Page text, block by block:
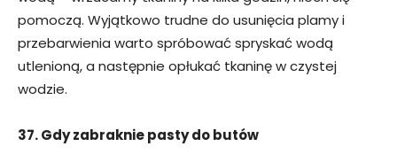
pomoczą. Wyjątkowo trudne do usunięcia plamy i
przebarwienia warto spróbować spryskać wodą
utlenioną, a następnie opłukać tkaninę w czystej
wodzie.
37. Gdy zabraknie pasty do butów